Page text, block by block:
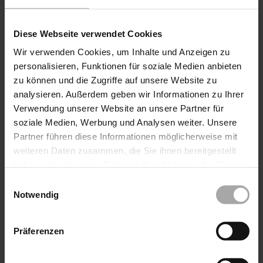
Diese Webseite verwendet Cookies
Wir verwenden Cookies, um Inhalte und Anzeigen zu
personalisieren, Funktionen für soziale Medien anbieten
zu können und die Zugriffe auf unsere Website zu
analysieren. Außerdem geben wir Informationen zu Ihrer
Verwendung unserer Website an unsere Partner für
soziale Medien, Werbung und Analysen weiter. Unsere
Partner führen diese Informationen möglicherweise mit
weiteren Daten zusammen, die Sie ihnen bereitgestellt
Notwendig
Präferenzen
Produktdetails
Sendefrequenz: 2,4 GHz
Kanäle: Bis zu 200 Kanäle zur Ansteuerung
unterschiedlicher Sonnenschutzprodukte, Licht
und mehr
Steuerungs-Funktionen: Helligkeit, Wind,
Niederschlag, Zeit, Innentemperatur,
Dämmerung, Eisüberwachung (Kombination von
Außentemperatur und Niederschlag),
Astrofunktion
Produktbeschreibung
Das Funksystem WMS vereint modernste Technik